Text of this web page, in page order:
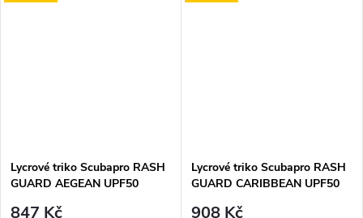
Lycrové triko Scubapro RASH
GUARD AEGEAN UPF50
847 Kč
Lycrové triko Scubapro RASH
GUARD CARIBBEAN UPF50
908 Kč